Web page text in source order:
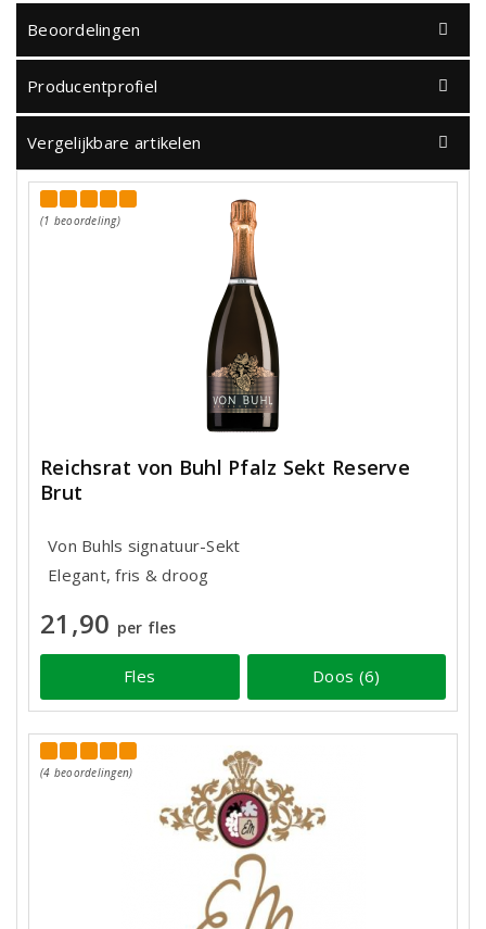
Beoordelingen
Producentprofiel
Vergelijkbare artikelen
(1 beoordeling)
Reichsrat von Buhl Pfalz Sekt Reserve
Brut
Von Buhls signatuur-Sekt
Elegant, fris & droog
21,90 per fles
Fles Doos (6)
(4 beoordelingen)